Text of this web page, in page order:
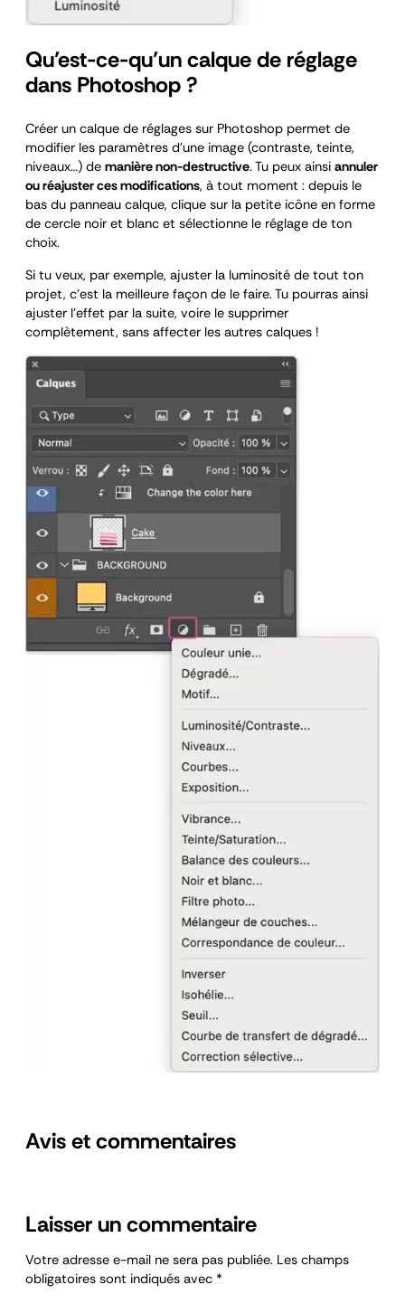
Qu’est-ce-qu’un calque de réglage
dans Photoshop ?
Créer un calque de réglages sur Photoshop permet de
modifier les paramètres d’une image (contraste, teinte,
niveaux…) de manière non-destructive. Tu peux ainsi annuler
ou réajuster ces modifications, à tout moment : depuis le
bas du panneau calque, clique sur la petite icône en forme
de cercle noir et blanc et sélectionne le réglage de ton
choix.
Si tu veux, par exemple, ajuster la luminosité de tout ton
projet, c’est la meilleure façon de le faire. Tu pourras ainsi
ajuster l’effet par la suite, voire le supprimer
complètement, sans affecter les autres calques !
Avis et commentaires
Laisser un commentaire
Votre adresse e-mail ne sera pas publiée. Les champs
obligatoires sont indiqués avec *